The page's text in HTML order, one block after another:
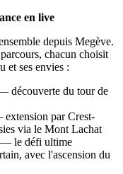
en live
depuis Megève.
chacun choisit
et ses envies :
découverte du tour de
par Crest-
via le Mont Lachat
— le défi ultime
avec l'ascension du